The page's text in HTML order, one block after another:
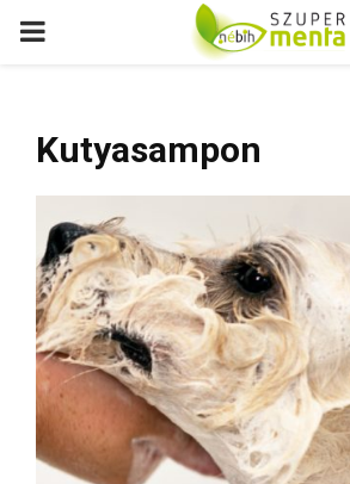
P
A
R
Y
Kutyasampon